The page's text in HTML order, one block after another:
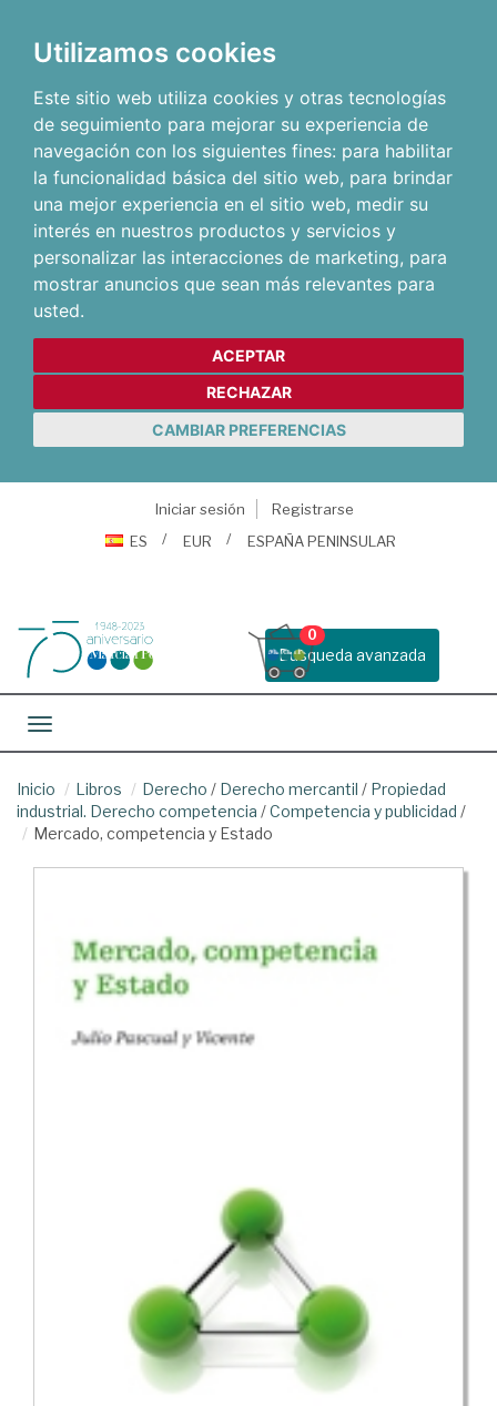
Utilizamos cookies
Este sitio web utiliza cookies y otras tecnologías
de seguimiento para mejorar su experiencia de
navegación con los siguientes fines: para habilitar
la funcionalidad básica del sitio web, para brindar
una mejor experiencia en el sitio web, medir su
interés en nuestros productos y servicios y
personalizar las interacciones de marketing, para
mostrar anuncios que sean más relevantes para
usted.
ACEPTAR
RECHAZAR
CAMBIAR PREFERENCIAS
Iniciar sesión
Registrarse
ES
EUR ESPAÑA PENINSULAR
Busqueda avanzada
0
Toggle navigation
Inicio Libros Derecho / Derecho mercantil / Propiedad
industrial. Derecho competencia /Competencia y publicidad /
Mercado, competencia y Estado